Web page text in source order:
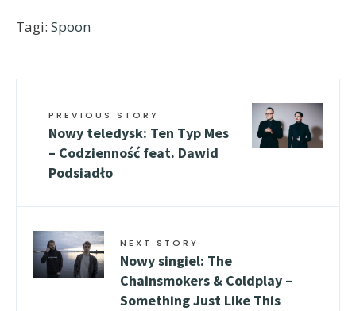
Tagi: Spoon
PREVIOUS STORY
Nowy teledysk: Ten Typ Mes
– Codzienność feat. Dawid
Podsiadło
NEXT STORY
Nowy singiel: The
Chainsmokers & Coldplay –
Something Just Like This